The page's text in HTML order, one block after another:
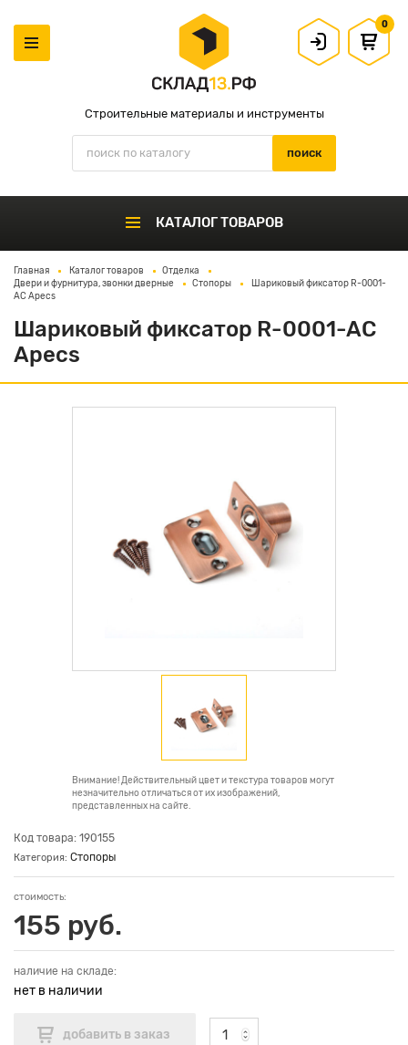
Строительные материалы и инструменты
0
КАТАЛОГ ТОВАРОВ
Главная Каталог товаров
Отделка
Двери и фурнитура, звонки дверные
Стопоры
Шариковый фиксатор R-0001-
AC Apecs
Шариковый фиксатор R-0001-AC
Apecs
Внимание! Действительный цвет и текстура товаров могут
незначительно отличаться от их изображений,
представленных на сайте.
Код товара: 190155
Категория: Стопоры
стоимость:
155 руб.
наличие на складе:
нет в наличии